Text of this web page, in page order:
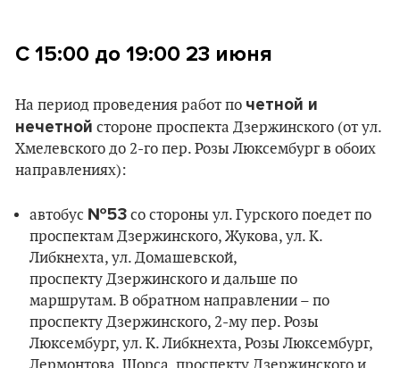
С 15:00 до 19:00 23 июня
На период проведения работ по четной и
нечетной стороне проспекта Дзержинского (от ул.
Хмелевского до 2-го пер. Розы Люксембург в обоих
направлениях):
автобус №53 со стороны ул. Гурского поедет по
проспектам Дзержинского, Жукова, ул. К.
Либкнехта, ул. Домашевской,
проспекту Дзержинского и дальше по
маршрутам. В обратном направлении – по
проспекту Дзержинского, 2-му пер. Розы
Люксембург, ул. К. Либкнехта, Розы Люксембург,